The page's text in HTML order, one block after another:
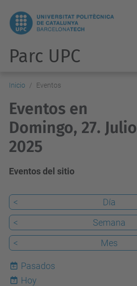
Parc UPC
Inicio Eventos
Eventos en
Domingo, 27. Julio
2025
Eventos del sitio
< Día
<
Semana
<
Mes
Pasados
7
Hoy